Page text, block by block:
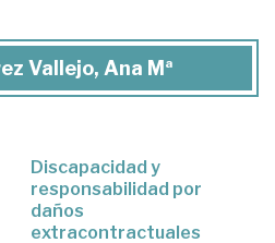
Vallejo, Ana Mª
Discapacidad y
responsabilidad por
daños
extracontractuales